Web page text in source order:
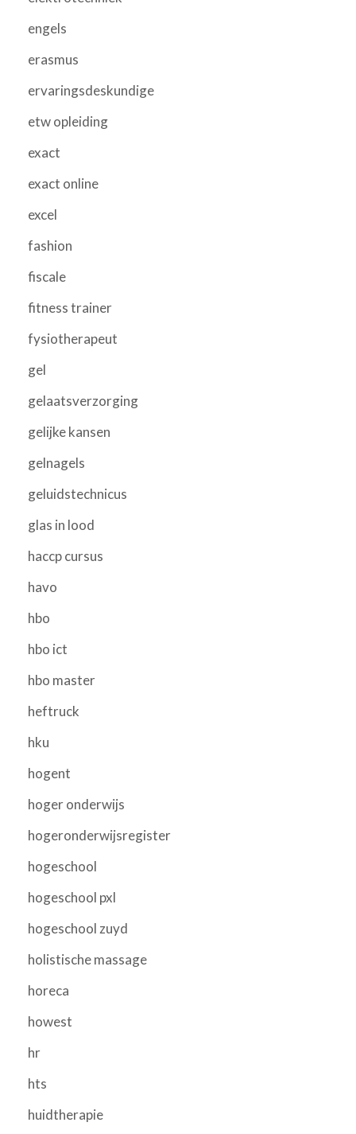
engels
erasmus
ervaringsdeskundige
etw opleiding
exact
exact online
excel
fashion
fiscale
fitness trainer
fysiotherapeut
gel
gelaatsverzorging
gelijke kansen
gelnagels
geluidstechnicus
glas in lood
haccp cursus
havo
hbo
hbo ict
hbo master
heftruck
hku
hogent
hoger onderwijs
hogeronderwijsregister
hogeschool
hogeschool pxl
hogeschool zuyd
holistische massage
horeca
howest
hr
hts
huidtherapie